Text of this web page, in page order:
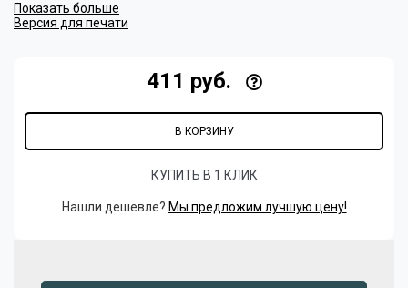
Цветные плинтусы
Показать больше
Версия для печати
411 руб.
В КОРЗИНУ
КУПИТЬ В 1 КЛИК
Нашли дешевле? Мы предложим лучшую цену!